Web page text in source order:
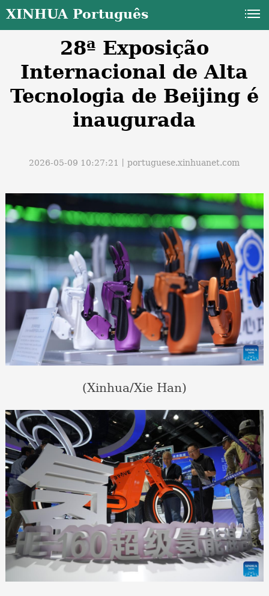
XINHUA Português
28ª Exposição
Internacional de Alta
Tecnologia de Beijing é
inaugurada
2026-05-09 10:27:21丨portuguese.xinhuanet.com
(Xinhua/Xie Han)